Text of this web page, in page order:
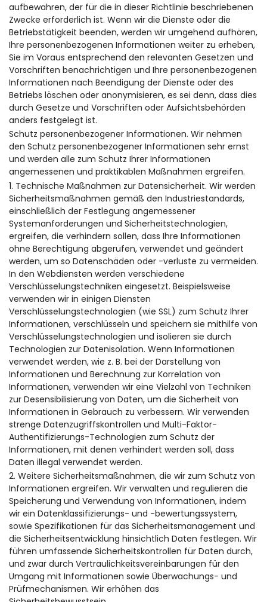
aufbewahren, der für die in dieser Richtlinie beschriebenen
Zwecke erforderlich ist. Wenn wir die Dienste oder die
Betriebstätigkeit beenden, werden wir umgehend aufhören,
Ihre personenbezogenen Informationen weiter zu erheben,
Sie im Voraus entsprechend den relevanten Gesetzen und
Vorschriften benachrichtigen und Ihre personenbezogenen
Informationen nach Beendigung der Dienste oder des
Betriebs löschen oder anonymisieren, es sei denn, dass dies
durch Gesetze und Vorschriften oder Aufsichtsbehörden
anders festgelegt ist.
Schutz personenbezogener Informationen. Wir nehmen
den Schutz personenbezogener Informationen sehr ernst
und werden alle zum Schutz Ihrer Informationen
angemessenen und praktikablen Maßnahmen ergreifen.
1. Technische Maßnahmen zur Datensicherheit. Wir werden
Sicherheitsmaßnahmen gemäß den Industriestandards,
einschließlich der Festlegung angemessener
Systemanforderungen und Sicherheitstechnologien,
ergreifen, die verhindern sollen, dass Ihre Informationen
ohne Berechtigung abgerufen, verwendet und geändert
werden, um so Datenschäden oder -verluste zu vermeiden.
In den Webdiensten werden verschiedene
Verschlüsselungstechniken eingesetzt. Beispielsweise
verwenden wir in einigen Diensten
Verschlüsselungstechnologien (wie SSL) zum Schutz Ihrer
Informationen, verschlüsseln und speichern sie mithilfe von
Verschlüsselungstechnologien und isolieren sie durch
Technologien zur Datenisolation. Wenn Informationen
verwendet werden, wie z. B. bei der Darstellung von
Informationen und Berechnung zur Korrelation von
Informationen, verwenden wir eine Vielzahl von Techniken
zur Desensibilisierung von Daten, um die Sicherheit von
Informationen in Gebrauch zu verbessern. Wir verwenden
strenge Datenzugriffskontrollen und Multi-Faktor-
Authentifizierungs-Technologien zum Schutz der
Informationen, mit denen verhindert werden soll, dass
Daten illegal verwendet werden.
2. Weitere Sicherheitsmaßnahmen, die wir zum Schutz von
Informationen ergreifen. Wir verwalten und regulieren die
Speicherung und Verwendung von Informationen, indem
wir ein Datenklassifizierungs- und -bewertungssystem,
sowie Spezifikationen für das Sicherheitsmanagement und
die Sicherheitsentwicklung hinsichtlich Daten festlegen. Wir
führen umfassende Sicherheitskontrollen für Daten durch,
und zwar durch Vertraulichkeitsvereinbarungen für den
Umgang mit Informationen sowie Überwachungs- und
Prüfmechanismen. Wir erhöhen das